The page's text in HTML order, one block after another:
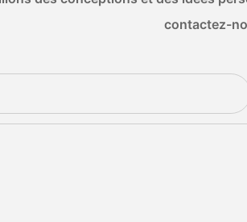
contactez-